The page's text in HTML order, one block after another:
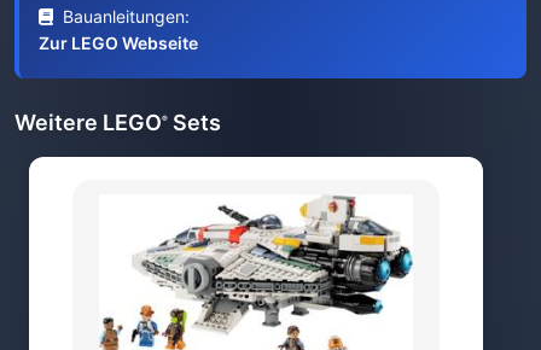
Bauanleitungen:
Zur LEGO Webseite
Weitere LEGO® Sets